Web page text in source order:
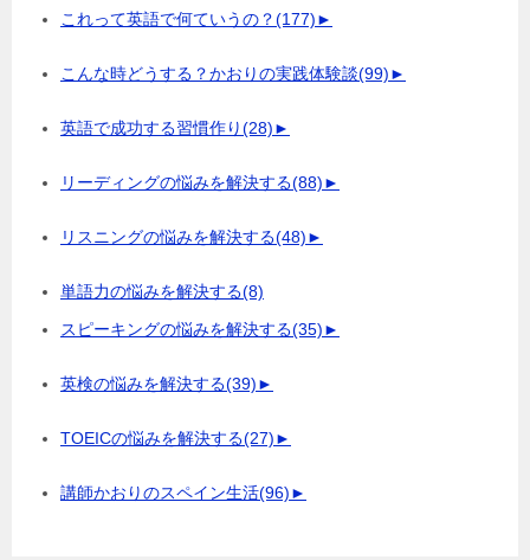
これって英語で何ていうの？(177)►
こんな時どうする？かおりの実践体験談(99)►
英語で成功する習慣作り(28)►
リーディングの悩みを解決する(88)►
リスニングの悩みを解決する(48)►
単語力の悩みを解決する(8)
スピーキングの悩みを解決する(35)►
英検の悩みを解決する(39)►
TOEICの悩みを解決する(27)►
講師かおりのスペイン生活(96)►